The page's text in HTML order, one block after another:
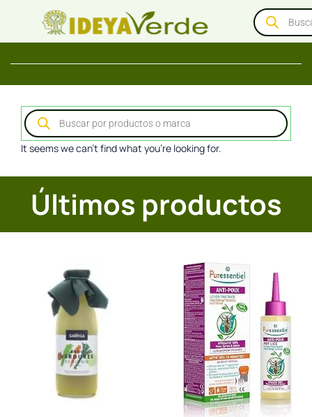
It seems we can't find what you're looking for.
Últimos productos